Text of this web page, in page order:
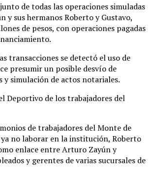
de todas las operaciones simuladas
y sus hermanos Roberto y Gustavo,
de pesos, con operaciones pagadas
transacciones se detectó el uso de
presumir un posible desvío de
y simulación de actos notariales.
Deportivo de los trabajadores del
de trabajadores del Monte de
ya no laborar en la institución, Roberto
enlace entre Arturo Zayún y
y gerentes de varias sucursales de